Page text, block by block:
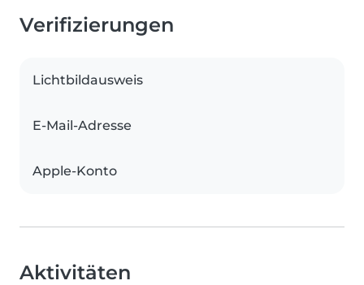
Verifizierungen
Lichtbildausweis
E-Mail-Adresse
Apple-Konto
Aktivitäten